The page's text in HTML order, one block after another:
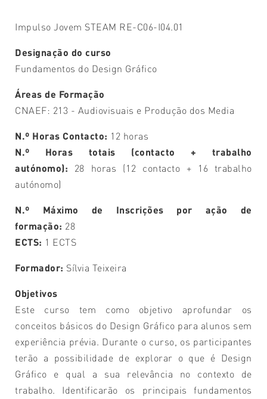
Impulso Jovem STEAM RE-C06-I04.01
Designação do curso
Fundamentos do Design Gráfico
Áreas de Formação
CNAEF: 213 - Audiovisuais e Produção dos Media
N.º Horas Contacto: 12 horas
N.º Horas totais (contacto + trabalho
autónomo): 28 horas (12 contacto + 16 trabalho
autónomo)
N.º Máximo de Inscrições por ação de
formação: 28
ECTS: 1 ECTS
Formador: Sílvia Teixeira
Objetivos
Este curso tem como objetivo aprofundar os
conceitos básicos do Design Gráfico para alunos sem
experiência prévia. Durante o curso, os participantes
terão a possibilidade de explorar o que é Design
Gráfico e qual a sua relevância no contexto de
trabalho. Identificarão os principais fundamentos